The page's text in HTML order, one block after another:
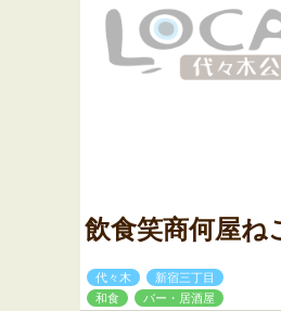
飲食笑商何屋ね
代々木
新宿三丁目
和食
バー・居酒屋